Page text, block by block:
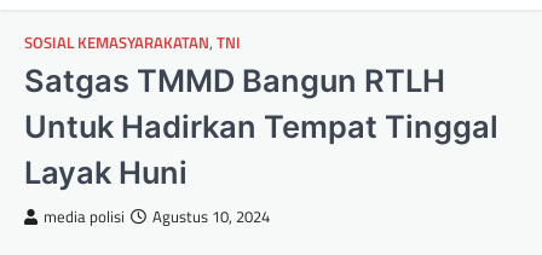
SOSIAL KEMASYARAKATAN, TNI
Satgas TMMD Bangun RTLH
Untuk Hadirkan Tempat Tinggal
Layak Huni
media polisi Agustus 10, 2024